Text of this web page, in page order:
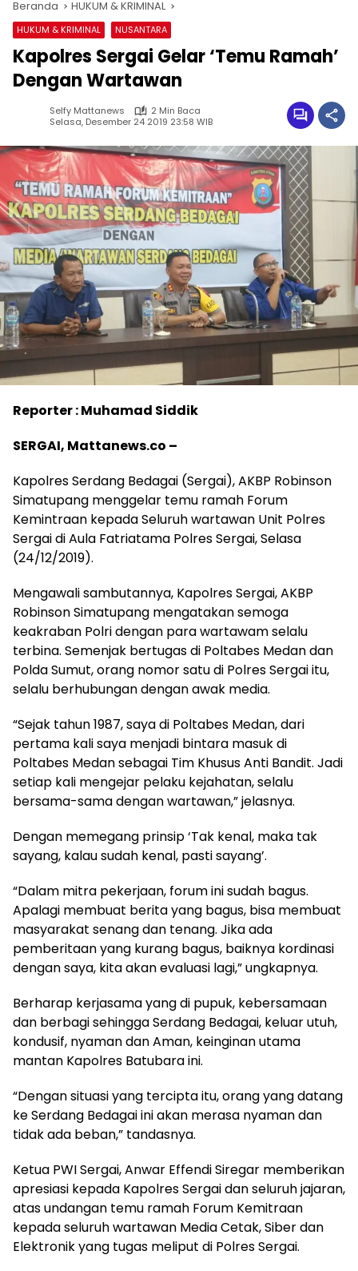
Beranda HUKUM & KRIMINAL
HUKUM & KRIMINAL NUSANTARA
Kapolres Sergai Gelar ‘Temu Ramah’
Dengan Wartawan
Selfy Mattanews
2 Min Baca
Selasa, Desember 24 2019 23:58 WIB
Reporter : Muhamad Siddik
SERGAI, Mattanews.co –
Kapolres Serdang Bedagai (Sergai), AKBP Robinson
Simatupang menggelar temu ramah Forum
Kemintraan kepada Seluruh wartawan Unit Polres
Sergai di Aula Fatriatama Polres Sergai, Selasa
(24/12/2019).
Mengawali sambutannya, Kapolres Sergai, AKBP
Robinson Simatupang mengatakan semoga
keakraban Polri dengan para wartawam selalu
terbina. Semenjak bertugas di Poltabes Medan dan
Polda Sumut, orang nomor satu di Polres Sergai itu,
selalu berhubungan dengan awak media.
“Sejak tahun 1987, saya di Poltabes Medan, dari
pertama kali saya menjadi bintara masuk di
Poltabes Medan sebagai Tim Khusus Anti Bandit. Jadi
setiap kali mengejar pelaku kejahatan, selalu
bersama-sama dengan wartawan,” jelasnya.
Dengan memegang prinsip ‘Tak kenal, maka tak
sayang, kalau sudah kenal, pasti sayang’.
“Dalam mitra pekerjaan, forum ini sudah bagus.
Apalagi membuat berita yang bagus, bisa membuat
masyarakat senang dan tenang. Jika ada
pemberitaan yang kurang bagus, baiknya kordinasi
dengan saya, kita akan evaluasi lagi,” ungkapnya.
Berharap kerjasama yang di pupuk, kebersamaan
dan berbagi sehingga Serdang Bedagai, keluar utuh,
kondusif, nyaman dan Aman, keinginan utama
mantan Kapolres Batubara ini.
“Dengan situasi yang tercipta itu, orang yang datang
ke Serdang Bedagai ini akan merasa nyaman dan
tidak ada beban,” tandasnya.
Ketua PWI Sergai, Anwar Effendi Siregar memberikan
apresiasi kepada Kapolres Sergai dan seluruh jajaran,
atas undangan temu ramah Forum Kemitraan
kepada seluruh wartawan Media Cetak, Siber dan
Elektronik yang tugas meliput di Polres Sergai.